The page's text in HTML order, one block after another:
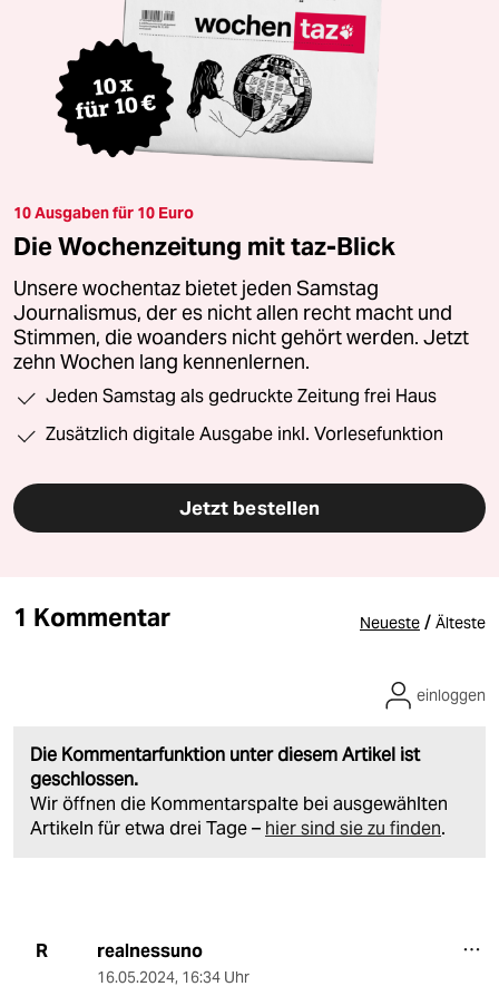
10 Ausgaben für 10 Euro
Die Wochenzeitung mit taz-Blick
Unsere wochentaz bietet jeden Samstag
Journalismus, der es nicht allen recht macht und
Stimmen, die woanders nicht gehört werden. Jetzt
zehn Wochen lang kennenlernen.
Jeden Samstag als gedruckte Zeitung frei Haus
Zusätzlich digitale Ausgabe inkl. Vorlesefunktion
Jetzt bestellen
1 Kommentar Neueste / Älteste
Die Kommentarfunktion unter diesem Artikel ist
geschlossen.
Wir öffnen die Kommentarspalte bei ausgewählten
Artikeln für etwa drei Tage – hier sind sie zu finden.
einloggen
R realnessuno
16.05.2024, 16:34 Uhr